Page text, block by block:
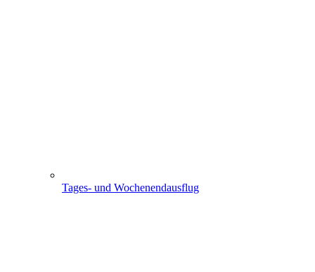
Tages- und Wochenendausflug